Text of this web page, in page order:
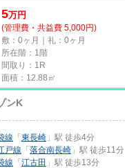
5万円
(管理費・共益費 5,000円)
敷：0ヶ月｜礼：0ヶ月
所在階：1階
間取り：1R
面積：12.88㎡
ンK
線 「 東長崎 」駅 徒歩4分
戸線 「 落合南長崎 」駅 徒歩11分
線 「 江古田 」駅 徒歩13分